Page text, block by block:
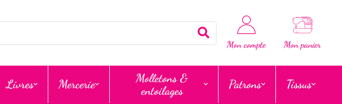
Rechercher
Mon compte Mon panier
Livres Mercerie
Molletons &
entoilages
Patrons Tissus